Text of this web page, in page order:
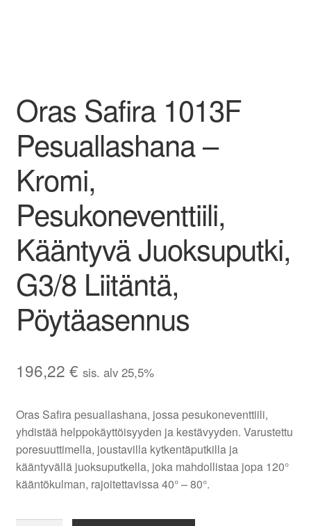
Oras Safira 1013F
Pesuallashana –
Kromi,
Pesukoneventtiili,
Kääntyvä Juoksuputki,
G3/8 Liitäntä,
Pöytäasennus
196,22 € sis. alv 25,5%
Oras Safira pesuallashana, jossa pesukoneventtiili,
yhdistää helppokäyttöisyyden ja kestävyyden. Varustettu
poresuuttimella, joustavilla kytkentäputkilla ja
kääntyvällä juoksuputkella, joka mahdollistaa jopa 120°
kääntökulman, rajoitettavissa 40° – 80°.